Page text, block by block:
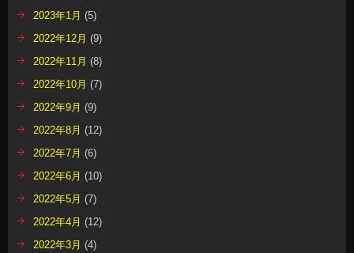
2023年1月 (5)
2022年12月 (9)
2022年11月 (8)
2022年10月 (7)
2022年9月 (9)
2022年8月 (12)
2022年7月 (6)
2022年6月 (10)
2022年5月 (7)
2022年4月 (12)
2022年3月 (4)